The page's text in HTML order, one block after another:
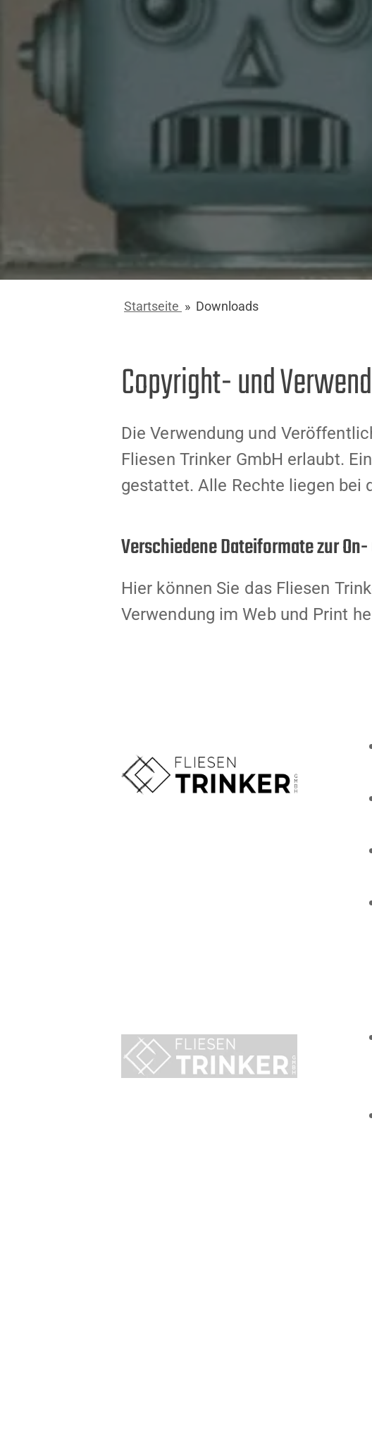
Startseite » Downloads
Copyright- und
Die Verwendung und
Fliesen Trinker GmbH erlaubt.
gestattet. Alle Rechte liegen bei
Verschiedene Dateiformate zur
Hier können Sie das Fliesen
Verwendung im Web und Print